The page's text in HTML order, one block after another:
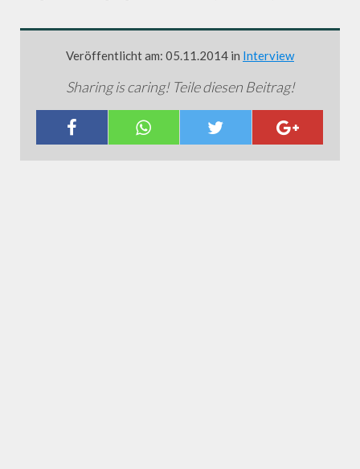
Veröffentlicht am: 05.11.2014 in Interview
Sharing is caring! Teile diesen Beitrag!